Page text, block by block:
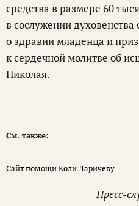
средства в размере 60
в сослужении
о здравии младенца и
к сердечной молитве об
Николая.
См. также:
Сайт помощи Коли Ларичеву
Пресс-